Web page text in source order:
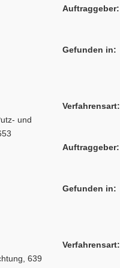
Auftraggeber:
Gefunden in:
und
Verfahrensart:
Auftraggeber:
Gefunden in:
639
Verfahrensart: